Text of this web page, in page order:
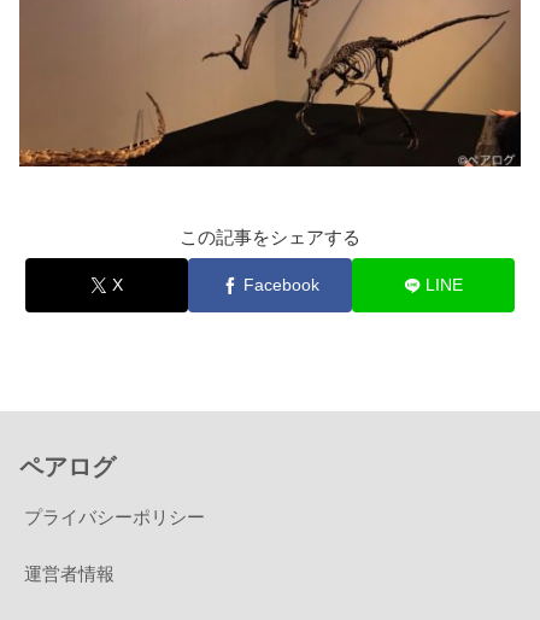
この記事をシェアする
X Facebook LINE
ペアログ
プライバシーポリシー
運営者情報